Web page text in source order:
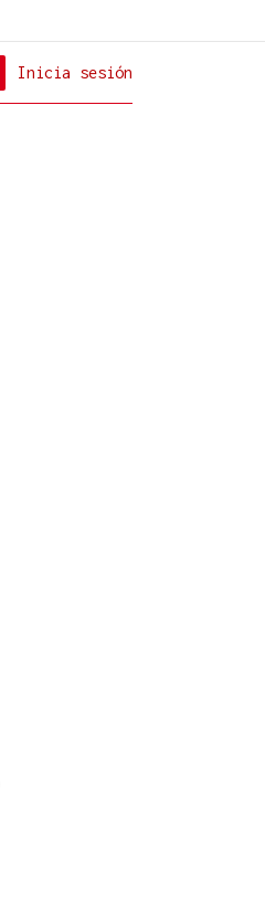
Inicia sesión